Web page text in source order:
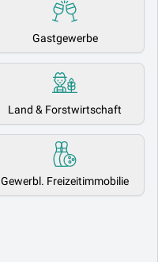
Gastgewerbe
Land & Forstwirtschaft
Gewerbl. Freizeitimmobilie